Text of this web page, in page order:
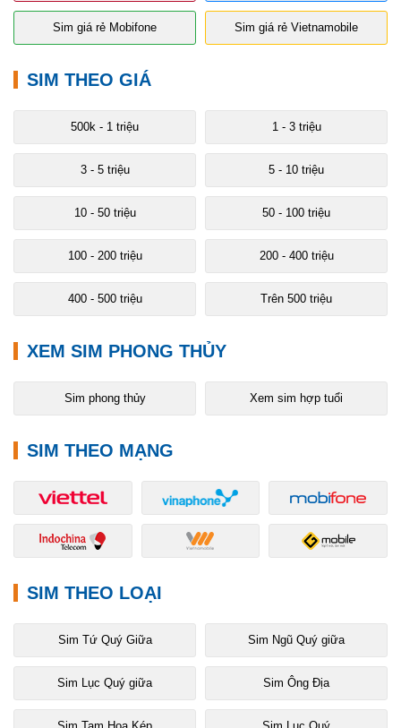
Sim giá rẻ Mobifone Sim giá rẻ Vietnamobile
SIM THEO GIÁ
500k - 1 triệu 1 - 3 triệu
3 - 5 triệu 5 - 10 triệu
10 - 50 triệu 50 - 100 triệu
100 - 200 triệu 200 - 400 triệu
400 - 500 triệu Trên 500 triệu
XEM SIM PHONG THỦY
Sim phong thủy Xem sim hợp tuổi
SIM THEO MẠNG
SIM THEO LOẠI
Sim Tứ Quý Giữa Sim Ngũ Quý giữa
Sim Lục Quý giữa Sim Ông Địa